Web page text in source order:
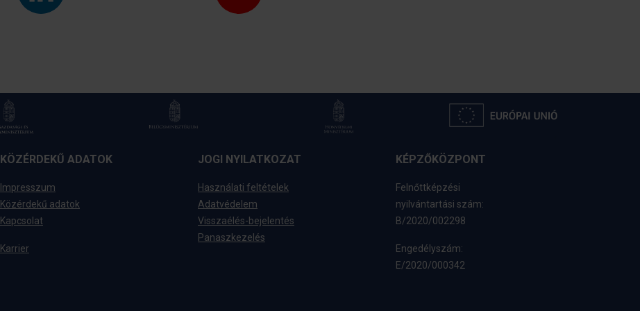
KÖZÉRDEKŰ ADATOK
Impresszum
Közérdekű adatok
Kapcsolat
Karrier
JOGI NYILATKOZAT
Használati feltételek
Adatvédelem
Visszaélés-bejelentés
Panaszkezelés
KÉPZŐKÖZPONT
Felnőttképzési
nyilvántartási szám:
B/2020/002298
Engedélyszám:
E/2020/000342